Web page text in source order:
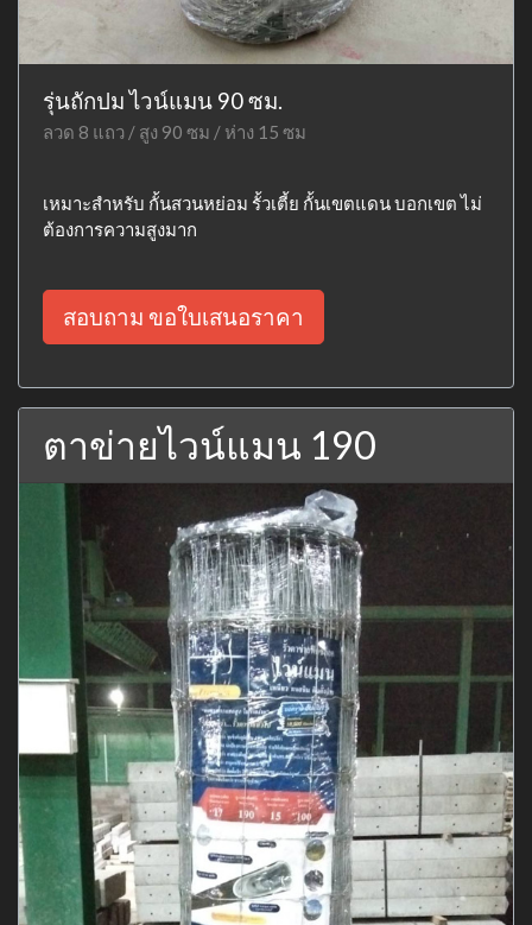
รุ่นถักปม ไวน์แมน 90 ซม.
ลวด 8 แถว / สูง 90 ซม / ห่าง 15 ซม
เหมาะสำหรับ กั้นสวนหย่อม รั้วเตี้ย กั้นเขตแดน บอกเขต ไม่
ต้องการความสูงมาก
สอบถาม ขอใบเสนอราคา
ตาข่ายไวน์แมน 190